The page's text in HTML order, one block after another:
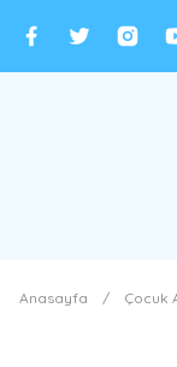
Anasayfa Çocuk